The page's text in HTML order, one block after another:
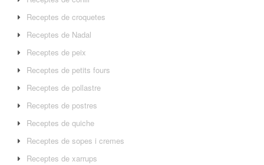
Receptes de croquetes
Receptes de Nadal
Receptes de peix
Receptes de petits fours
Receptes de pollastre
Receptes de postres
Receptes de quiche
Receptes de sopes i cremes
Receptes de xarrups